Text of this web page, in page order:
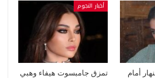
أمام
أخبار النجوم
تمزق جامبسوت هيفاء وهبي